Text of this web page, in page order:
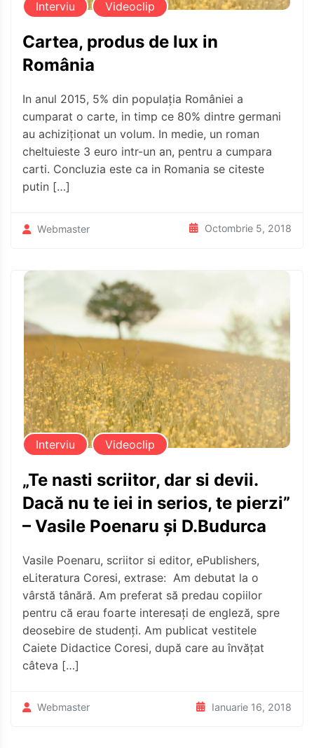
Interviu Videoclip
Cartea, produs de lux in
România
In anul 2015, 5% din populația României a
cumparat o carte, in timp ce 80% dintre germani
au achiziționat un volum. In medie, un roman
cheltuieste 3 euro intr-un an, pentru a cumpara
carti. Concluzia este ca in Romania se citeste
putin […]
Webmaster Octombrie 5, 2018
Interviu Videoclip
„Te nasti scriitor, dar si devii.
Dacă nu te iei in serios, te pierzi”
– Vasile Poenaru și D.Budurca
Vasile Poenaru, scriitor si editor, ePublishers,
eLiteratura Coresi, extrase: Am debutat la o
vârstă tânără. Am preferat să predau copiilor
pentru că erau foarte interesați de engleză, spre
deosebire de studenți. Am publicat vestitele
Caiete Didactice Coresi, după care au învățat
câteva […]
Webmaster Ianuarie 16, 2018